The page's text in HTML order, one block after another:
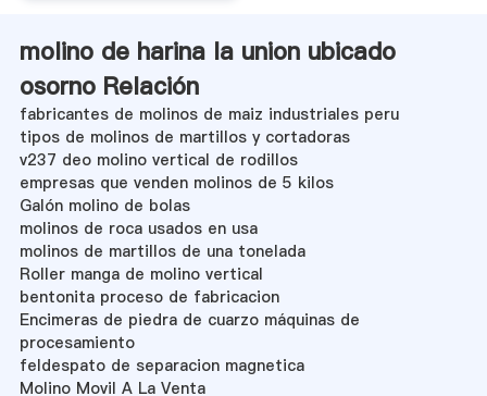
molino de harina la union ubicado
osorno Relación
fabricantes de molinos de maiz industriales peru
tipos de molinos de martillos y cortadoras
v237 deo molino vertical de rodillos
empresas que venden molinos de 5 kilos
Galón molino de bolas
molinos de roca usados en usa
molinos de martillos de una tonelada
Roller manga de molino vertical
bentonita proceso de fabricacion
Encimeras de piedra de cuarzo máquinas de
procesamiento
feldespato de separacion magnetica
Molino Movil A La Venta